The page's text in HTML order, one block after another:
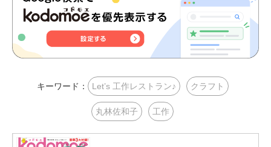
キーワード： Let’s 工作レストラン♪ クラフト
丸林佐和子 工作